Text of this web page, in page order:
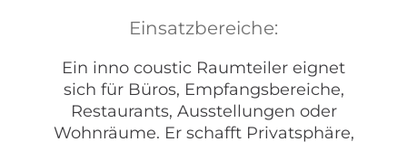
Einsatzbereiche:
Ein inno coustic Raumteiler eignet
sich für Büros, Empfangsbereiche,
Restaurants, Ausstellungen oder
Wohnräume. Er schafft Privatsphäre,